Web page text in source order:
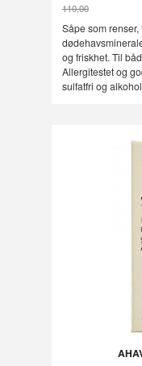
110,00
Rabatt
Såpe som
og friskhet. Til
Allergitestet og
sulfatfri og